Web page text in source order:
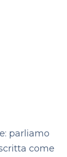
parliamo
come